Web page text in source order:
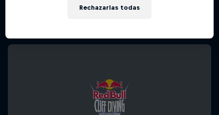
Rechazarlas todas